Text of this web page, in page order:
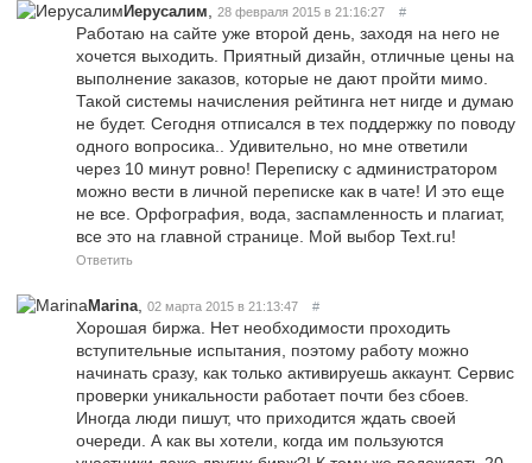
Иерусалим 28 февраля 2015 в 21:16:27 #
Работаю на сайте уже второй день, заходя на него не
хочется выходить. Приятный дизайн, отличные цены на
выполнение заказов, которые не дают пройти мимо.
Такой системы начисления рейтинга нет нигде и думаю
не будет. Сегодня отписался в тех поддержку по поводу
одного вопросика.. Удивительно, но мне ответили
через 10 минут ровно! Переписку с администратором
можно вести в личной переписке как в чате! И это еще
не все. Орфография, вода, заспамленность и плагиат,
все это на главной странице. Мой выбор Text.ru!
Ответить
Marina 02 марта 2015 в 21:13:47 #
Хорошая биржа. Нет необходимости проходить
вступительные испытания, поэтому работу можно
начинать сразу, как только активируешь аккаунт. Сервис
проверки уникальности работает почти без сбоев.
Иногда люди пишут, что приходится ждать своей
очереди. А как вы хотели, когда им пользуются